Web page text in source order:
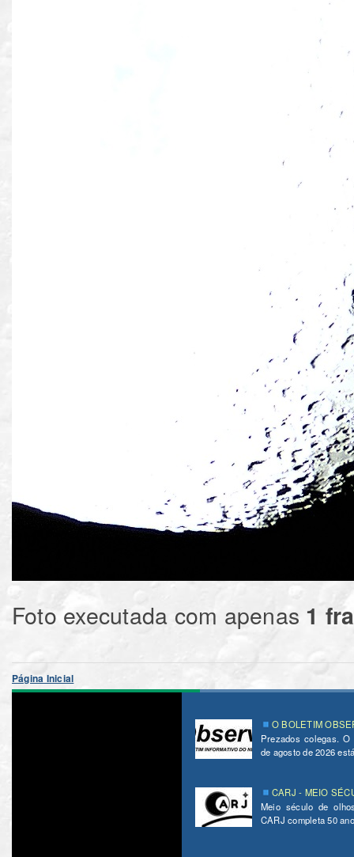
Foto executada com apenas 1
Página Inicial
O BOLETIM
Prezados colegas.
de agosto de 2026
CARJ - MEIO
Meio século de
CARJ completa 50